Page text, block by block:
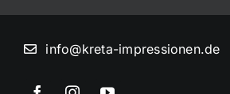
info@kreta-impressionen.de